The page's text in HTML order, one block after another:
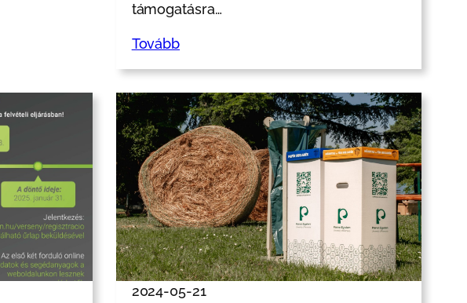
támogatásra…
Tovább
2024-05-21